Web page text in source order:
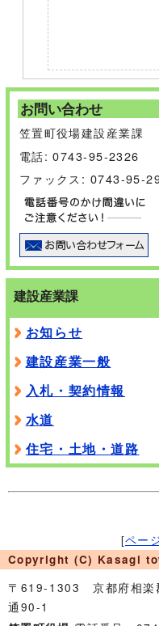
お問い合わせ
笠置町役場建設産業課
電話: 0743-95-2326
ファックス: 0743-95-
建設産業課
お知らせ
建設産業一般
入札・契約情報
水道
住宅・土地・道路
[ペー
Copyright (C) Kasagi
〒619-1303 京都府相楽
通90-1